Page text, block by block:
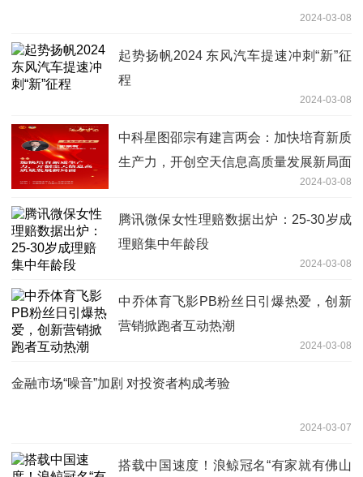
2024-03-08
起势扬帆2024 东风汽车提速冲刺“新”征
程
2024-03-08
中科星图邵宗有建言两会：加快培育新质
生产力，开创空天信息高质量发展新局面
2024-03-08
腾讯微保女性理赔数据出炉：25-30岁成
理赔集中年龄段
2024-03-08
中乔体育飞影PB粉丝日引爆热爱，创新
营销掀跑者互动热潮
2024-03-08
金融市场“噪音”加剧 对投资者构成考验
2024-03-07
搭载中国速度！浪鲸冠名“有家就有佛山